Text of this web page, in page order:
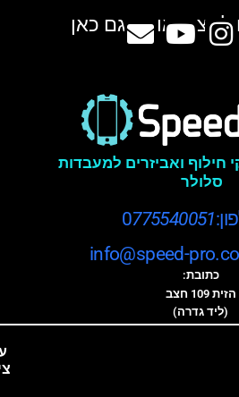
למצוא אותנו גם כאן
חילוף ואביזרים למעבדות
סלולר
775540051
כתובת:
הזית 109 חצב
(ליד גדרה)